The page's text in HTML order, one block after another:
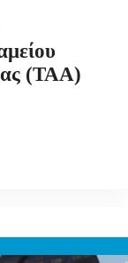
(ΤΑΑ)